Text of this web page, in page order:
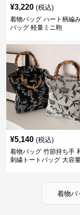
¥3,220 (税込)
着物バッグ ハート柄編
バッグ 軽量ミニ鞄
¥5,140 (税込)
着物バッグ 竹節持ち手
刺繍トートバッグ 大容
着物バ